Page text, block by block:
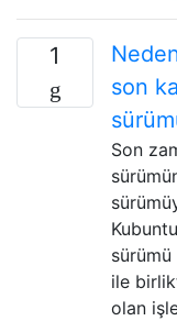
1
son
Son
ile
olan